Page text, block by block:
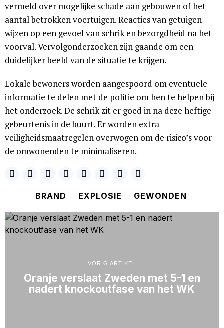
vermeld over mogelijke schade aan gebouwen of het
aantal betrokken voertuigen. Reacties van getuigen
wijzen op een gevoel van schrik en bezorgdheid na het
voorval. Vervolgonderzoeken zijn gaande om een
duidelijker beeld van de situatie te krijgen.
Lokale bewoners worden aangespoord om eventuele
informatie te delen met de politie om hen te helpen bij
het onderzoek. De schrik zit er goed in na deze heftige
gebeurtenis in de buurt. Er worden extra
veiligheidsmaatregelen overwogen om de risico’s voor
de omwonenden te minimaliseren.
BRAND EXPLOSIE GEWONDEN
VORIG ARTIKEL
Oranje verslaat Zweden met 5-1 en
nadert knockoutfase van het WK